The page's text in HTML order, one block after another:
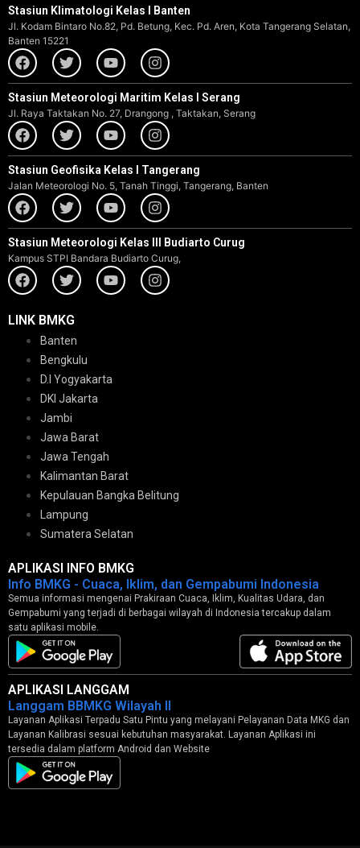
Stasiun Klimatologi Kelas I Banten
Jl. Kodam Bintaro No.82, Pd. Betung, Kec. Pd. Aren, Kota Tangerang Selatan,
Banten 15221
Stasiun Meteorologi Maritim Kelas I Serang
Jl. Raya Taktakan No. 27, Drangong , Taktakan, Serang
Stasiun Geofisika Kelas I Tangerang
Jalan Meteorologi No. 5, Tanah Tinggi, Tangerang, Banten
Stasiun Meteorologi Kelas III Budiarto Curug
Kampus STPI Bandara Budiarto Curug,
LINK BMKG
Banten
Bengkulu
D.I Yogyakarta
DKI Jakarta
Jambi
Jawa Barat
Jawa Tengah
Kalimantan Barat
Kepulauan Bangka Belitung
Lampung
Sumatera Selatan
APLIKASI INFO BMKG
Info BMKG - Cuaca, Iklim, dan Gempabumi Indonesia
Semua informasi mengenai Prakiraan Cuaca, Iklim, Kualitas Udara, dan
Gempabumi yang terjadi di berbagai wilayah di Indonesia tercakup dalam
satu aplikasi mobile.
APLIKASI LANGGAM
Langgam BBMKG Wilayah II
Layanan Aplikasi Terpadu Satu Pintu yang melayani Pelayanan Data MKG dan
Layanan Kalibrasi sesuai kebutuhan masyarakat. Layanan Aplikasi ini
tersedia dalam platform Android dan Website